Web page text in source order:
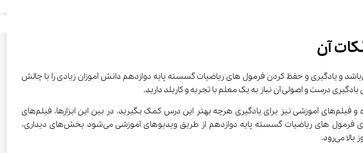
آن
ریاضیات گسسته یکی از دروس تخصصی و مهم در پایه دوازدهم رشته ریاضی فیزیک می‌باشد و یادگیری و حفظ کردن فرمول های ریاضیات گسسته پایه دوازدهم دانش آموزان زیادی را با چالش
در کنار تدریس خوب ‌می‌توانید از ابزارهای کمک آموزشی مناسب مانند انواع کتاب، جزوه و فیلم‌های آموزشی نیز برای یادگیری هرچه بهتر این درس کمک بگیرید. در بین این ابزارها، فیلم‌های
آموزشی از محبوبیت بیشتری برخوردار هستند. زیرا وقتی دانش آموز مشغول یادگیری فرمول های ریاضیات گسسته پایه دوازدهم از طریق ویدیوهای آموزشی می‌شود بخش‌های دیداری،
می‌رود.